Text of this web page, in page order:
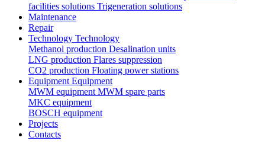
facilities solutions Trigeneration solutions
Maintenance
Repair
Technology Technology
Methanol production Desalination units
LNG production Flares suppression
СО2 production Floating power stations
EquipmentEquipment
MWM equipmentMWM spare parts
MKC equipment
BOSCH equipment
Projects
Contacts